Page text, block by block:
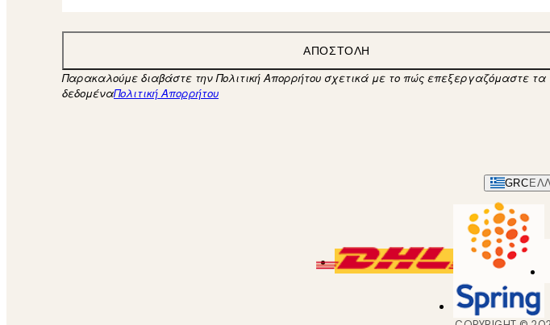
ΑΠΟΣΤΟΛΉ
Παρακαλούμε διαβάστε την Πολιτική Απορρήτου σχετικά με το πώς επεξεργαζόμαστε τα
δεδομέναΠολιτική Απορρήτου
GRC